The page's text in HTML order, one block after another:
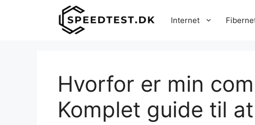
Internet
Hvorfor er min
Komplet guide til